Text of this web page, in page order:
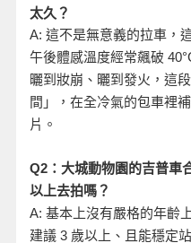
太久？
A: 這不是無意義的拉車，
午後體感溫度經常飆破
曬到妝崩、曬到發火，這
間」，在全冷氣的包車裡
片。
Q2：大城動物園的吉普車
以上去拍嗎？
A: 基本上沒有嚴格的年齡
建議 3 歲以上、且能穩定